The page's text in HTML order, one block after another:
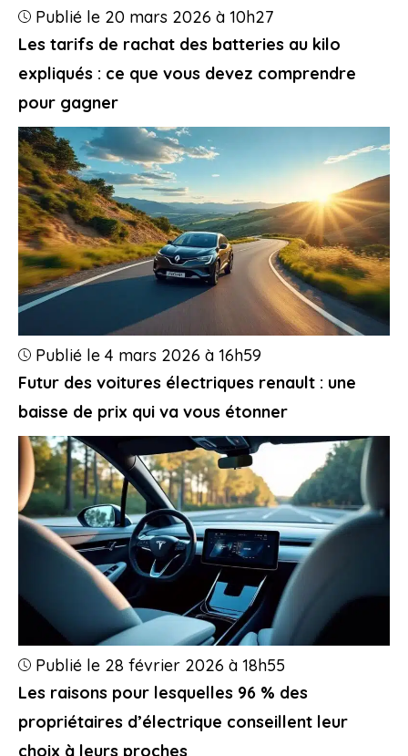
Les tarifs de rachat des batteries au kilo
expliqués : ce que vous devez comprendre
pour gagner
Publié le 20 mars 2026 à 10h27
Futur des voitures électriques renault : une
baisse de prix qui va vous étonner
Publié le 4 mars 2026 à 16h59
Les raisons pour lesquelles 96 % des
propriétaires d’électrique conseillent leur
choix à leurs proches
Publié le 28 février 2026 à 18h55